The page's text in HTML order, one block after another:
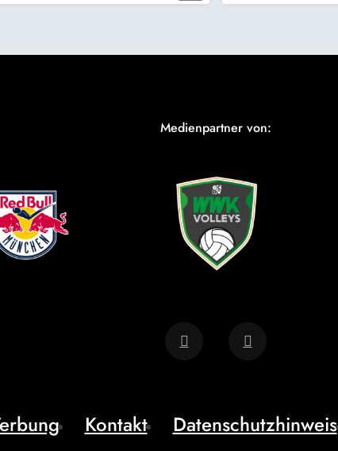
Medienpartner von:
Kontakt Datenschutzhinweis